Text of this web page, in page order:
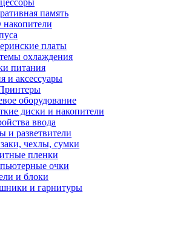
память
накопители
платы
охлаждения
питания
и аксессуары
оборудование
диски и накопители
ввода
и разветвители
чехлы, сумки
пленки
очки
и блоки
и гарнитуры